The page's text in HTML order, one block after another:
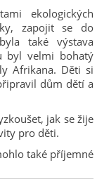
ekologických
zapojit se do
také výstava
byl velmi bohatý
Afrikana. Děti si
dům dětí a
jak se žije
pro děti.
také příjemné